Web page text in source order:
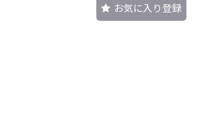
お気に入り登録